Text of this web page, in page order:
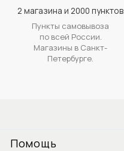
2 магазина и 2000 пунктов
Пункты самовывоза
по всей России.
Магазины в Санкт-
Петербурге.
Помощь